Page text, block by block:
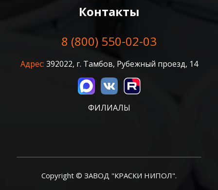
Контакты
8 (800) 550-02-03
Адрес: 392022, г. Тамбов, Рубежный проезд, 14
ФИЛИАЛЫ
Copyright © ЗАВОД "КРАСКИ НИПОЛ".